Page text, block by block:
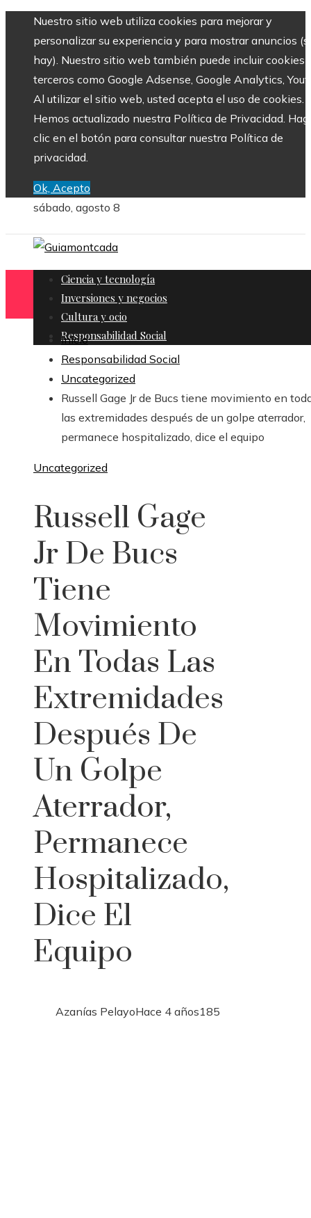
Nuestro sitio web utiliza cookies para mejorar y
personalizar su experiencia y para mostrar anuncios
hay). Nuestro sitio web también puede incluir cookies
terceros como Google Adsense, Google Analytics,
Al utilizar el sitio web, usted acepta el uso de cookies.
Hemos actualizado nuestra Política de Privacidad.
clic en el botón para consultar nuestra Política de
privacidad.
Ok, Acepto
sábado, agosto 8
Ciencia y tecnología
Inversiones y negocios
Cultura y ocio
Responsabilidad Social
Inicio
Responsabilidad Social
Uncategorized
Russell Gage Jr de Bucs tiene movimiento en
las extremidades después de un golpe aterrador,
permanece hospitalizado, dice el equipo
Uncategorized
Russell Gage
Jr De Bucs
Tiene
Movimiento
En Todas Las
Extremidades
Después De
Un Golpe
Aterrador,
Permanece
Hospitalizado,
Dice El
Equipo
Azanías PelayoHace 4 años185